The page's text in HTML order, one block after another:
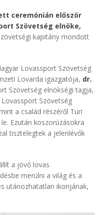
ceremónián először
Szövetség elnöke,
kapitány mondott
Lovassport Szövetség
Lovarda igazgatója, dr.
Szövetség elnökségi tagja,
Szövetség
a család részéről Turi
Ezután koszorúzásokra
tisztelegtek a jelenlévők
a jövő lovas
merülni a világ és a
utánozhatatlan ikonjának,